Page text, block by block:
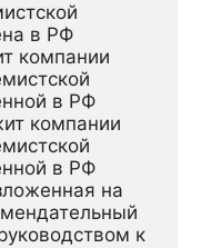
в РФ
компании
в РФ
компании
в РФ
на
к